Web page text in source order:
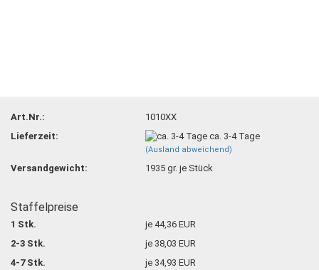
Art.Nr.:
1010XX
Lieferzeit:
ca. 3-4 Tage
(Ausland abweichend)
Versandgewicht: 1935 gr. je Stück
Staffelpreise
1 Stk.
je 44,36 EUR
2-3 Stk.
je 38,03 EUR
4-7 Stk.
je 34,93 EUR